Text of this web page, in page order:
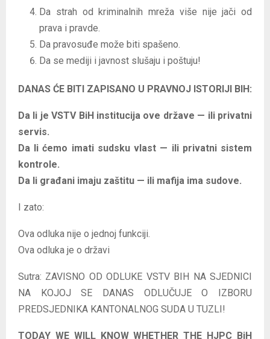
Da strah od kriminalnih mreža više nije jači od
prava i pravde.
Da pravosuđe može biti spašeno.
Da se mediji i javnost slušaju i poštuju!
DANAS ĆE BITI ZAPISANO U PRAVNOJ ISTORIJI BIH:
Da li je VSTV BiH institucija ove države — ili privatni
servis.
Da li ćemo imati sudsku vlast — ili privatni sistem
kontrole.
Da li građani imaju zaštitu — ili mafija ima sudove.
I zato:
Ova odluka nije o jednoj funkciji.
Ova odluka je o državi
Sutra: ZAVISNO OD ODLUKE VSTV BIH NA SJEDNICI
NA KOJOJ SE DANAS ODLUČUJE O IZBORU
PREDSJEDNIKA KANTONALNOG SUDA U TUZLI!
TODAY WE WILL KNOW WHETHER THE HJPC BiH